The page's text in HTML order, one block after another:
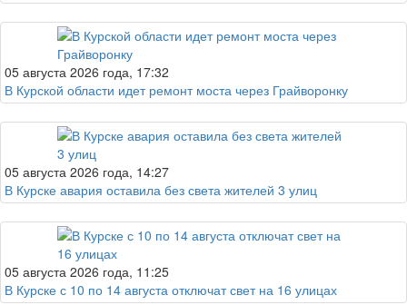
05 августа 2026 года, 17:32
В Курской области идет ремонт моста через Грайворонку
05 августа 2026 года, 14:27
В Курске авария оставила без света жителей 3 улиц
05 августа 2026 года, 11:25
В Курске с 10 по 14 августа отключат свет на 16 улицах